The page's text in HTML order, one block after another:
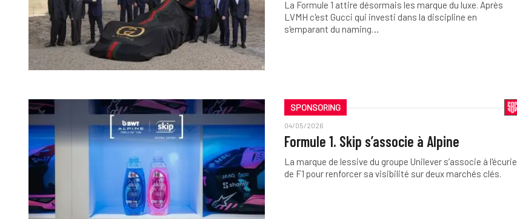
La Formule 1 attire désormais les marque du luxe. Après
LVMH c'est Gucci qui investi dans la discipline en
s'emparant du naming…
SPONSORING
04/05/2026
Formule 1. Skip s’associe à Alpine
La marque de lessive du groupe Unilever s’associe à l'écurie
de F1 pour renforcer sa visibilité sur deux marchés clés.